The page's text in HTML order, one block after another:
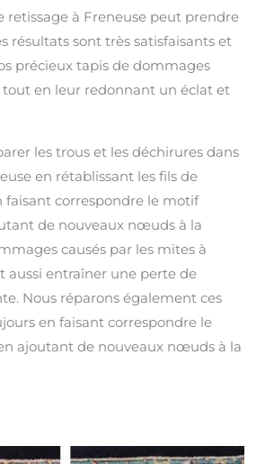
retissage à Freneuse peut prendre
résultats sont très satisfaisants et
précieux tapis de dommages
en leur redonnant un éclat et
les trous et les déchirures dans
en rétablissant les fils de
faisant correspondre le motif
de nouveaux nœuds à la
causés par les mites à
aussi entraîner une perte de
Nous réparons également ces
en faisant correspondre le
ajoutant de nouveaux nœuds à la